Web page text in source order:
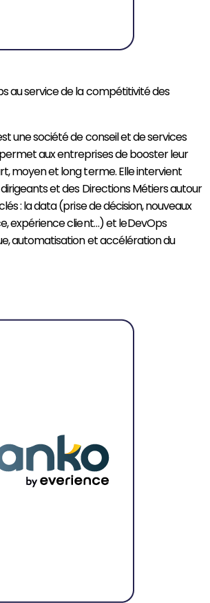
au service de la compétitivité des
une société de conseil et de services
aux entreprises de booster leur
moyen et long terme. Elle intervient
dirigeants et des Directions Métiers autour
: la data (prise de décision, nouveaux
expérience client…) et le DevOps
automatisation et accélération du